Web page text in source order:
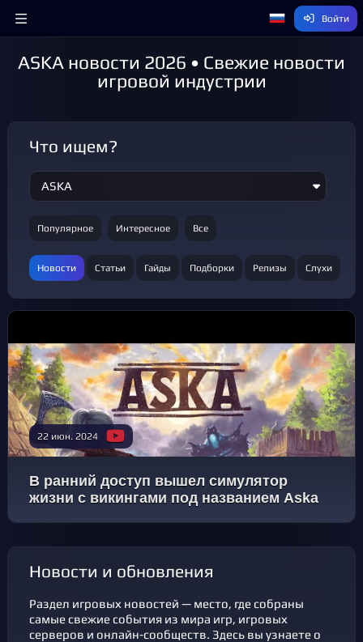
Войти
ASKA новости 2026 • Свежие новости
игровой индустрии
Что ищем?
Популярное Интересное Все
Новости Статьи Гайды Подборки Релизы Слухи
22 июн. 2024
В ранний доступ вышел симулятор
жизни с викингами под названием Aska
новости и обновления
Раздел игровых новостей — место, где собраны
самые свежие события из мира игр, игровых
серверов и онлайн-сообществ. Здесь вы узнаете о